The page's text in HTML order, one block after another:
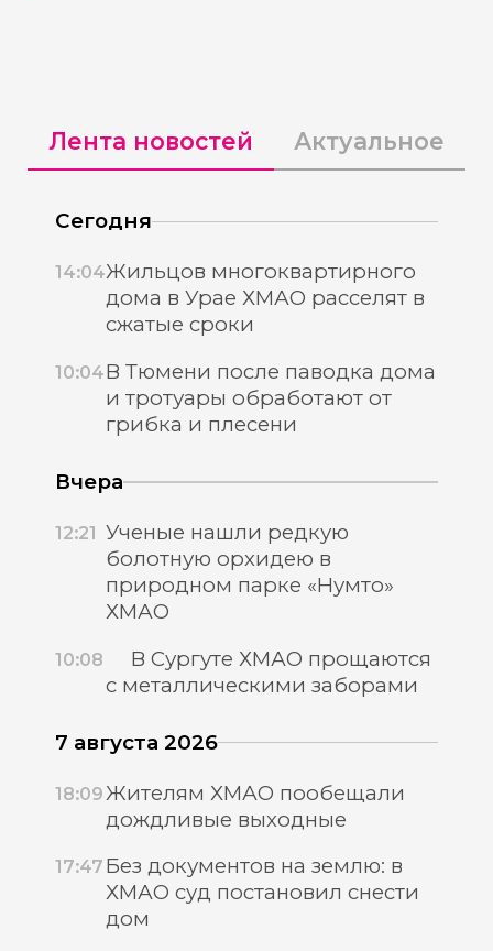
Лента новостей Актуальное
Сегодня
14:04Жильцов многоквартирного
дома в Урае ХМАО расселят в
сжатые сроки
10:04В Тюмени после паводка дома
и тротуары обработают от
грибка и плесени
Вчера
12:21 Ученые нашли редкую
болотную орхидею в
природном парке «Нумто»
ХМАО
10:08
В Сургуте ХМАО прощаются
с металлическими заборами
7 августа 2026
18:09 Жителям ХМАО пообещали
дождливые выходные
17:47 Без документов на землю: в
ХМАО суд постановил снести
дом